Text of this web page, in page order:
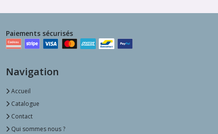
Paiements sécurisés
Navigation
Accueil
Catalogue
Contact
Qui sommes nous ?